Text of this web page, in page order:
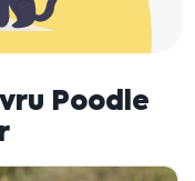
Poodle